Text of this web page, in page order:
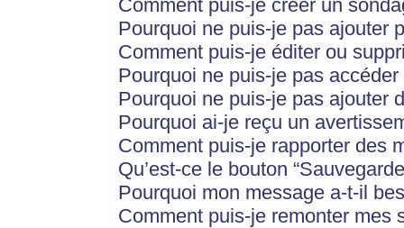
Comment puis-je créer un
Pourquoi ne puis-je pas ajouter
Comment puis-je éditer ou
Pourquoi ne puis-je pas
Pourquoi ne puis-je pas ajouter
Pourquoi ai-je reçu un
Comment puis-je rapporter des
Qu’est-ce le bouton
Pourquoi mon message a-t-il
Comment puis-je remonter mes